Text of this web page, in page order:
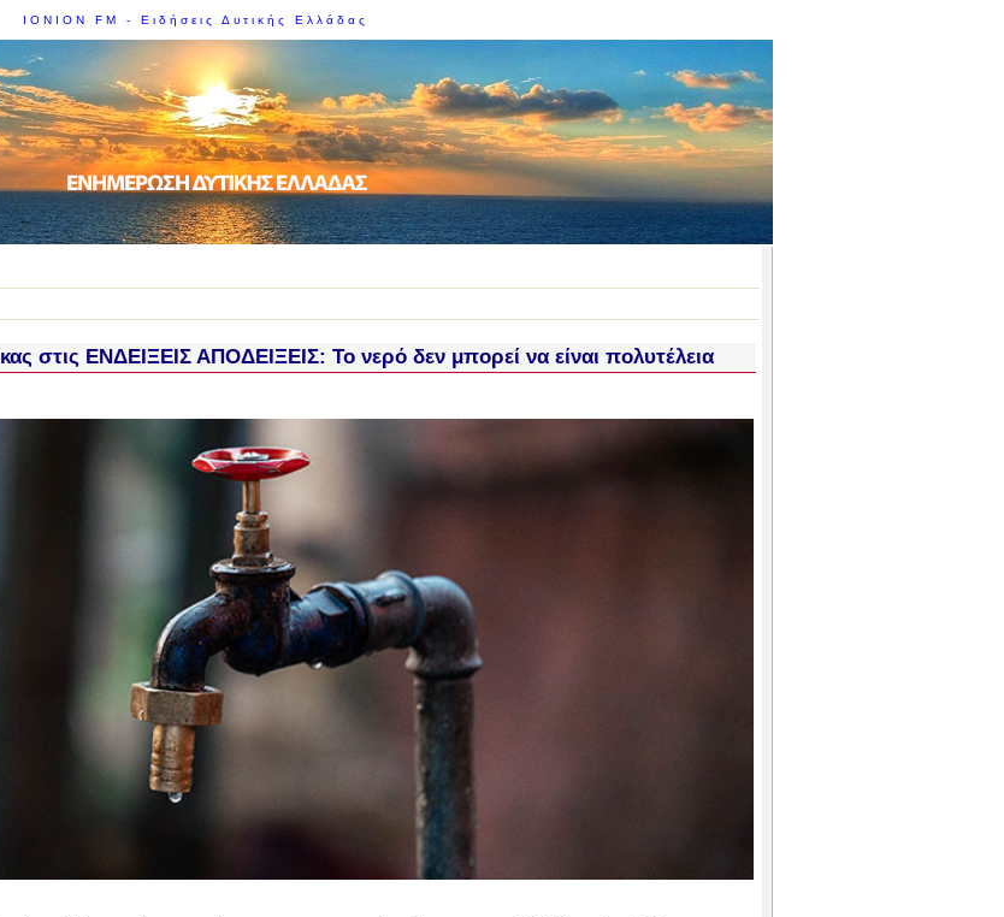
IONION FM - Ειδήσεις Δυτικής Ελλάδας
στις ΕΝΔΕΙΞΕΙΣ ΑΠΟΔΕΙΞΕΙΣ: Το νερό δεν μπορεί να είναι πολυτέλεια